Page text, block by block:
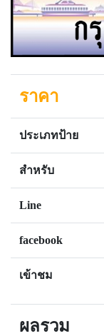
ราคา
ประเภทป้าย
สำหรับ
Line
facebook
เข้าชม
ผลรวม